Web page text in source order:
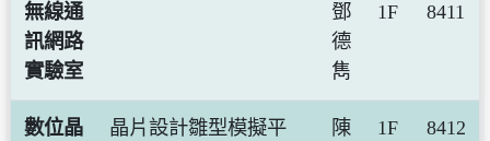
無線通
訊網路
實驗室
鄧
德
雋
1F 8411
數位晶
晶片設計雛型模擬平
陳
1F 8412